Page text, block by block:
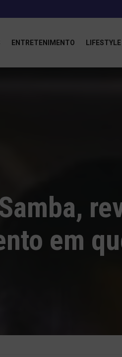
ENTRETENIMENTO
em